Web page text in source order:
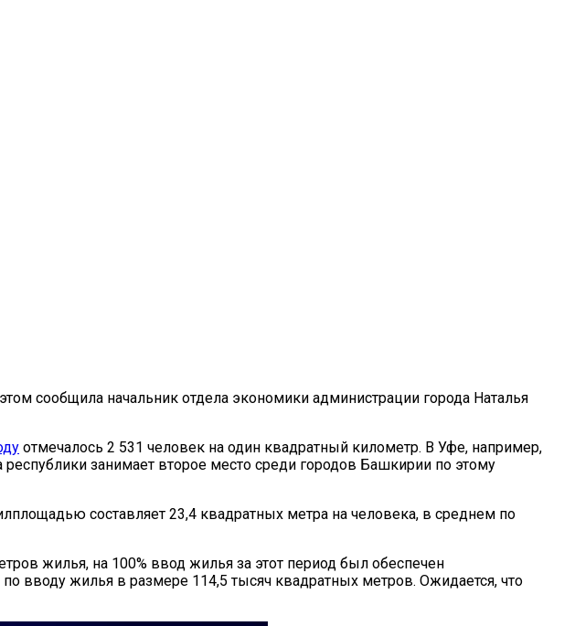
сообщила начальник отдела экономики администрации города Наталья
отмечалось 2 531 человек на один квадратный километр. В Уфе, например,
занимает второе место среди городов Башкирии по этому
составляет 23,4 квадратных метра на человека, в среднем по
жилья, на 100% ввод жилья за этот период был обеспечен
вводу жилья в размере 114,5 тысяч квадратных метров. Ожидается, что